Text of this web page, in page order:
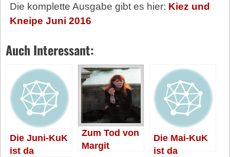
Die komplette Ausgabe gibt es hier: Kiez und
Kneipe Juni 2016
Auch Interessant:
Die Juni-KuK
ist da
Zum Tod von
Margit
Die Mai-KuK
ist da